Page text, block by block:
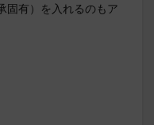
固有）を入れるのもア